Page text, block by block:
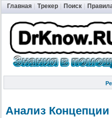
Главная Трекер Поиск
Анализ